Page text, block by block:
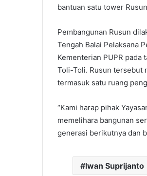
bantuan satu tower
Pembangunan Rusun
Tengah Balai Pelaksana
Kementerian PUPR pada
Toli-Toli. Rusun tersebut
termasuk satu ruang
“Kami harap pihak
memelihara bangunan
generasi berikutnya dan
Iwan Suprijanto